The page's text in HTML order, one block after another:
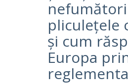
pliculețele
și cum
Europa